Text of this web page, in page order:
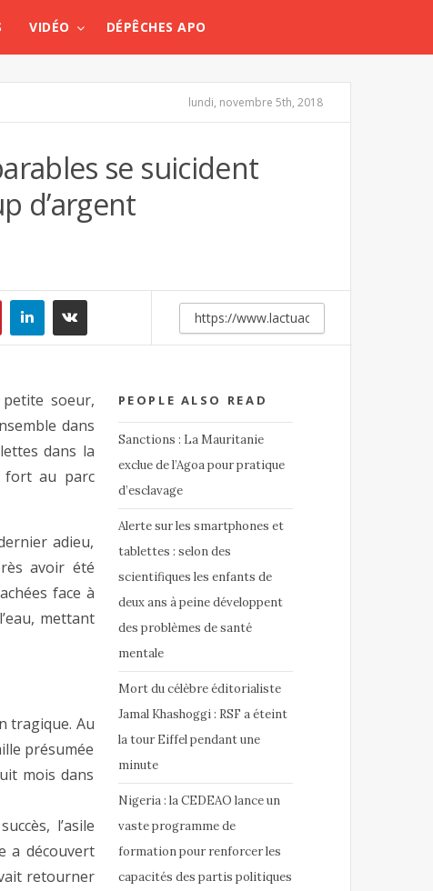
VIDÉO DÉPÊCHES APO
lundi, novembre 5th, 2018
se suicident
d’argent
PEOPLE ALSO READ
Sanctions : La Mauritanie
exclue de l’Agoa pour pratique
d’esclavage
Alerte sur les smartphones et
tablettes : selon des
scientifiques les enfants de
deux ans à peine développent
des problèmes de santé
mentale
Mort du célèbre éditorialiste
Jamal Khashoggi : RSF a éteint
la tour Eiffel pendant une
minute
Nigeria : la CEDEAO lance un
vaste programme de
formation pour renforcer les
capacités des partis politiques
soeur,
dans
dans la
fort au parc
adieu,
avoir été
face à
mettant
tragique. Au
présumée
mois dans
l’asile
a découvert
retourner